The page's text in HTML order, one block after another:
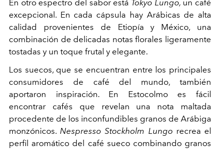
En otro espectro del sabor está Tokyo Lungo, un café
excepcional. En cada cápsula hay Arábicas de alta
calidad provenientes de Etiopía y México, una
combinación de delicadas notas florales ligeramente
tostadas y un toque frutal y elegante.
Los suecos, que se encuentran entre los principales
consumidores de café del mundo, también
aportaron inspiración. En Estocolmo es fácil
encontrar cafés que revelan una nota maltada
procedente de los inconfundibles granos de Arábiga
monzónicos.Nespresso Stockholm Lungo recrea el
perfil aromático del café sueco combinando granos